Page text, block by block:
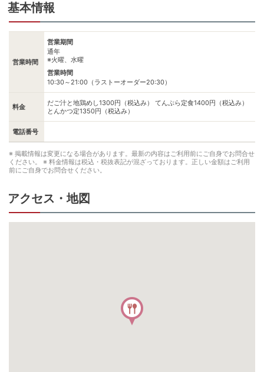
基本情報
営業時間
営業期間
通年
※火曜、水曜
営業時間
10:30～21:00（ラストーオーダー20:30）
料金
だご汁と地鶏めし1300円（税込み） てんぷら定食1400円（税込み）
とんかつ定1350円（税込み）
電話番号
※ 掲載情報は変更になる場合があります。最新の内容はご利用前にご自身でお問合せ
ください。
※ 料金情報は税込・税抜表記が混ざっております。正しい金額はご利用
前にご自身でお問合せください。
アクセス・地図